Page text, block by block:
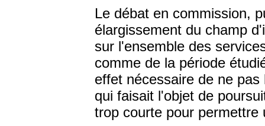
Le débat en commission,
élargissement du champ
sur l'ensemble des
comme de la période
effet nécessaire de ne
qui faisait l'objet de
trop courte pour permettre